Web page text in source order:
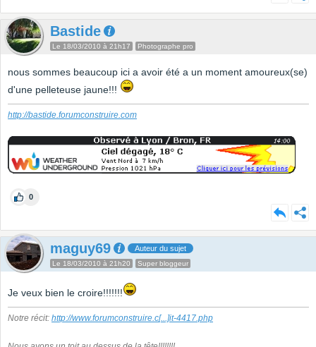
Bastide
Le 18/03/2010 à 21h17 Photographe pro
nous sommes beaucoup ici a avoir été a un moment amoureux(se)
d'une pelleteuse jaune!!!
http://bastide.forumconstruire.com
0
maguy69 Auteur du sujet
Le 18/03/2010 à 21h20 Super bloggeur
Je veux bien le croire!!!!!!!
Notre récit: http://www.forumconstruire.c[...]it-4417.php